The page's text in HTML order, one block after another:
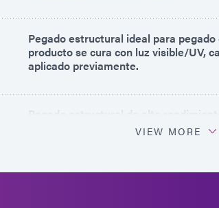
Pegado estructural ideal para
producto se cura con luz visible/UV,
aplicado previamente.
sustratos diferentes donde se
VIEW MORE